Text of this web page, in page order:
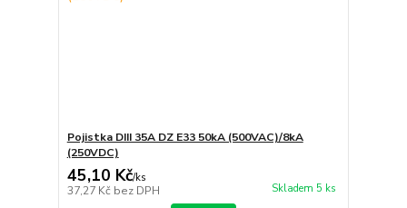
Pojistka DIII 35A DZ E33 50kA (500VAC)/8kA
(250VDC)
45,10 Kč/ks
37,27 Kč bez DPH Skladem 5 ks